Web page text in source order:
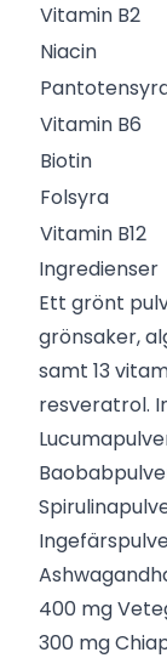
Vitamin B2
Niacin
Vitamin B6
Biotin
Folsyra
Vitamin B12
Ingredienser
Ett grönt
grönsaker,
samt 13
resveratrol.
400 mg
300 mg